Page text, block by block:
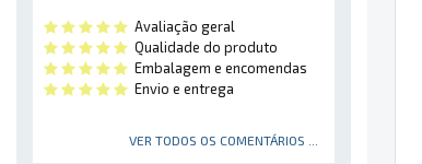
Avaliação geral
Qualidade do produto
Embalagem e encomendas
Envio e entrega
VER TODOS OS COMENTÁRIOS ...